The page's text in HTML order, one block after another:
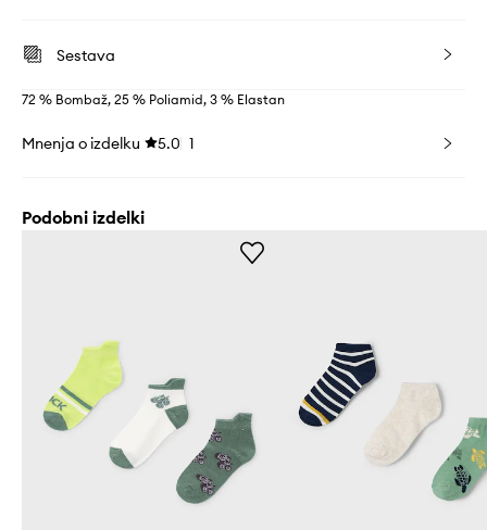
Sestava
72 % Bombaž, 25 % Poliamid, 3 % Elastan
Mnenja o izdelku 5.0 1
Podobni izdelki